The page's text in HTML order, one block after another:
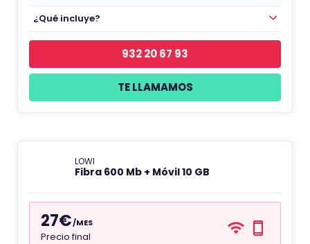
¿Qué incluye?
932 20 67 93
TE LLAMAMOS
LOWI
Fibra 600 Mb + Móvil 10 GB
27€/MES
Precio final